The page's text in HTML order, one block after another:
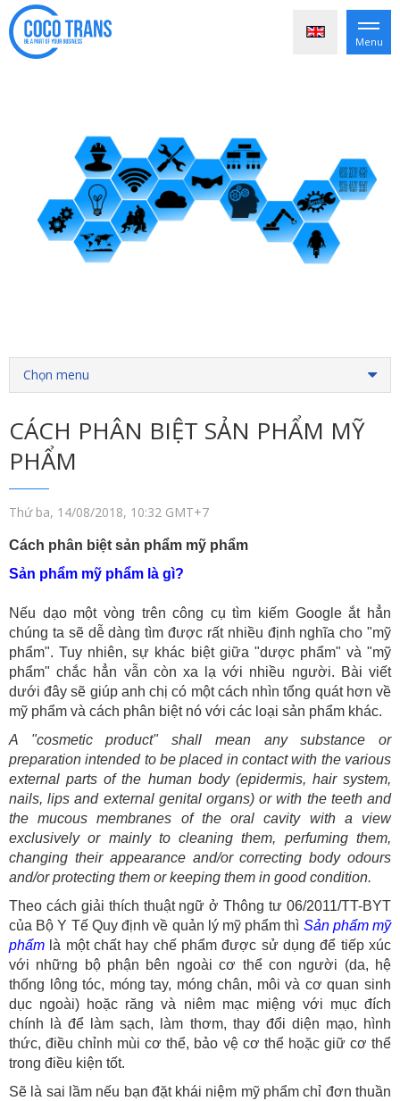
Menu
Chọn menu
CÁCH PHÂN BIỆT SẢN PHẨM MỸ
PHẨM
Thứ ba, 14/08/2018, 10:32 GMT+7
Cách phân biệt sản phẩm mỹ phẩm
Sản phẩm mỹ phẩm là gì?
Nếu dạo một vòng trên công cụ tìm kiếm Google ắt hẳn
chúng ta sẽ dễ dàng tìm được rất nhiều định nghĩa cho "mỹ
phẩm". Tuy nhiên, sự khác biệt giữa "dược phẩm" và "mỹ
phẩm" chắc hẳn vẫn còn xa lạ với nhiều người. Bài viết
dưới đây sẽ giúp anh chị có một cách nhìn tổng quát hơn về
mỹ phẩm và cách phân biệt nó với các loại sản phẩm khác.
A "cosmetic product" shall mean any substance or
preparation intended to be placed in contact with the various
external parts of the human body (epidermis, hair system,
nails, lips and external genital organs) or with the teeth and
the mucous membranes of the oral cavity with a view
exclusively or mainly to cleaning them, perfuming them,
changing their appearance and/or correcting body odours
and/or protecting them or keeping them in good condition.
Theo cách giải thích thuật ngữ ở Thông tư 06/2011/TT-BYT
của Bộ Y Tế Quy định về quản lý mỹ phẩm thì Sản phẩm mỹ
phẩm là một chất hay chế phẩm được sử dụng để tiếp xúc
với những bộ phận bên ngoài cơ thể con người (da, hệ
thống lông tóc, móng tay, móng chân, môi và cơ quan sinh
dục ngoài) hoặc răng và niêm mạc miệng với mục đích
chính là để làm sạch, làm thơm, thay đổi diện mạo, hình
thức, điều chỉnh mùi cơ thể, bảo vệ cơ thể hoặc giữ cơ thể
trong điều kiện tốt.
Sẽ là sai lầm nếu bạn đặt khái niệm mỹ phẩm chỉ đơn thuần